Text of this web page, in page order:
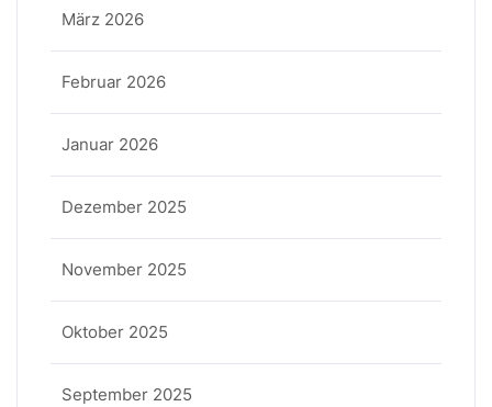
März 2026
Februar 2026
Januar 2026
Dezember 2025
November 2025
Oktober 2025
September 2025